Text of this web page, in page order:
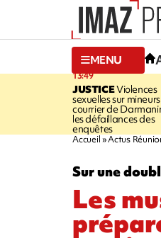
MENU
13:49
JUSTICEViolences
sexuelles sur
courrier de
les défaillances des
enquêtes
Accueil Actus
Sur une
Les